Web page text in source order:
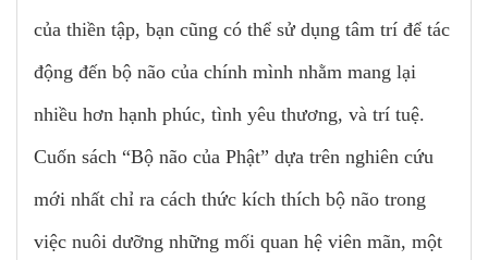
của thiền tập, bạn cũng có thể sử dụng tâm trí để tác
động đến bộ não của chính mình nhằm mang lại
nhiều hơn hạnh phúc, tình yêu thương, và trí tuệ.
Cuốn sách “Bộ não của Phật” dựa trên nghiên cứu
mới nhất chỉ ra cách thức kích thích bộ não trong
việc nuôi dưỡng những mối quan hệ viên mãn, một